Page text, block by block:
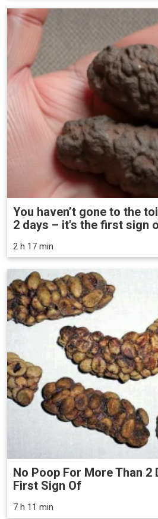
You haven’t gone to the
2 days – it's the first sign
2 h 17 min
No Poop For More Than 2
First Sign Of
7 h 11 min